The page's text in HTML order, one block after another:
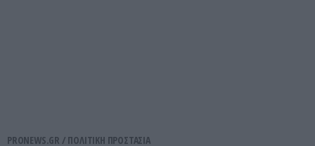
PRONEWS.GR / ΠΟΛΙΤΙΚΗ ΠΡΟΣΤΑΣΙΑ